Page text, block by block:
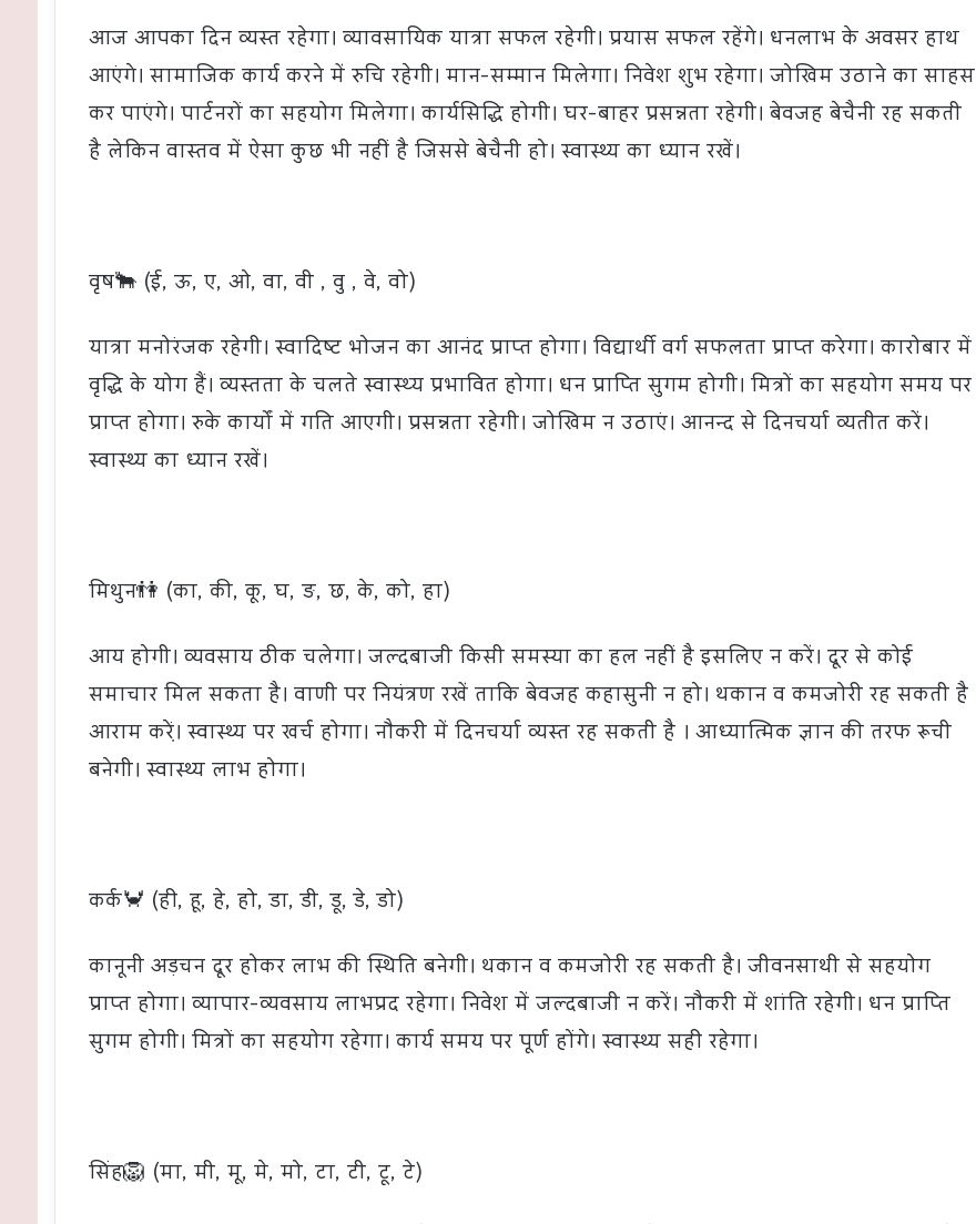
आज आपका दिन व्यस्त रहेगा। व्यावसायिक यात्रा सफल रहेगी। प्रयास सफल रहेंगे। धनलाभ के अवसर हाथ
आएंगे। सामाजिक कार्य करने में रुचि रहेगी। मान-सम्मान मिलेगा। निवेश शुभ रहेगा। जोखिम उठाने का साहस
कर पाएंगे। पार्टनरों का सहयोग मिलेगा। कार्यसिद्धि होगी। घर-बाहर प्रसन्नता रहेगी। बेवजह बेचैनी रह सकती
है लेकिन वास्तव में ऐसा कुछ भी नहीं है जिससे बेचैनी हो। स्वास्थ्य का ध्यान रखें।
वृष🐂 (ई, ऊ, ए, ओ, वा, वी , वु , वे, वो)
यात्रा मनोरंजक रहेगी। स्वादिष्ट भोजन का आनंद प्राप्त होगा। विद्यार्थी वर्ग सफलता प्राप्त करेगा। कारोबार में
वृद्धि के योग हैं। व्यस्तता के चलते स्वास्‍थ्य प्रभावित होगा। धन प्राप्ति सुगम होगी। मित्रों का सहयोग समय पर
प्राप्त होगा। रुके कार्यों में गति आएगी। प्रसन्नता रहेगी। जोखिम न उठाएं। आनन्द से दिनचर्या व्यतीत करें।
स्वास्थ्य का ध्यान रखें।
मिथुन👫 (का, की, कू, घ, ङ, छ, के, को, हा)
आय होगी। व्यवसाय ठीक चलेगा। जल्दबाजी किसी समस्या का हल नहीं है इसलिए न करें। दूर से कोई
समाचार मिल सकता है। वाणी पर नियंत्रण रखें ताकि बेवजह कहासुनी न हो। थकान व कमजोरी रह सकती है
आराम करे़ं। स्वास्थ्य पर खर्च होगा। नौकरी में दिनचर्या व्यस्त रह सकती है । आध्यात्मिक ज्ञान की तरफ रूची
बनेगी। स्वास्थ्य लाभ होगा।
कर्क🦀 (ही, हू, हे, हो, डा, डी, डू, डे, डो)
कानूनी अड़चन दूर होकर लाभ की स्थिति बनेगी। थकान व कमजोरी रह सकती है। जीवनसाथी से सहयोग
प्राप्त होगा। व्यापार-व्यवसाय लाभप्रद रहेगा। निवेश में जल्दबाजी न करें। नौकरी में शांति रहेगी। धन प्राप्ति
सुगम होगी। मित्रों का सहयोग रहेगा। कार्य समय पर पूर्ण होंगे। स्वास्थ्य सही रहेगा।
सिंह🦁 (मा, मी, मू, मे, मो, टा, टी, टू, टे)